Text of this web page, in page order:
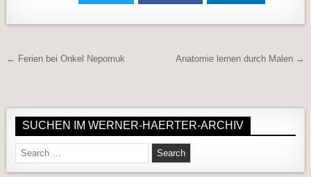
BeitragsnavigationAnatomie lernen durch Malen →
← Ferien bei Onkel Nepomuk
SUCHEN IM WERNER-HAERTER-ARCHIV
Search for: